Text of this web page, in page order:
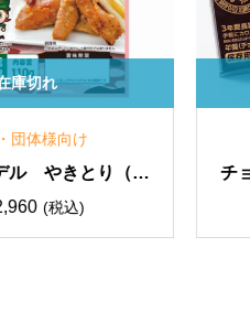
企業・団体様向け
戦闘糧食モデル 鶏と根菜のう
ま煮（100g） 20食入
¥12,960
在庫切れ